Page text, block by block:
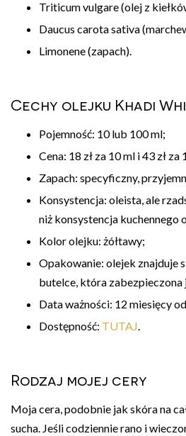
Triticum vulgare (olej z
Daucus carota sativa
Limonene (zapach).
Cechy olejku Khadi
Pojemność: 10 lub 100 ml;
Cena: 18 zł za 10 ml i 43 zł za
Zapach: specyficzny,
Konsystencja: oleista, ale
niż konsystencja kuchennego
Kolor olejku: żółtawy;
Opakowanie: olejek znajduje
butelce, która
Data ważności: 12 miesięcy
Dostępność: TUTAJ.
Rodzaj mojej cery
Moja cera, podobnie jak skóra na
sucha. Jeśli codziennie rano i